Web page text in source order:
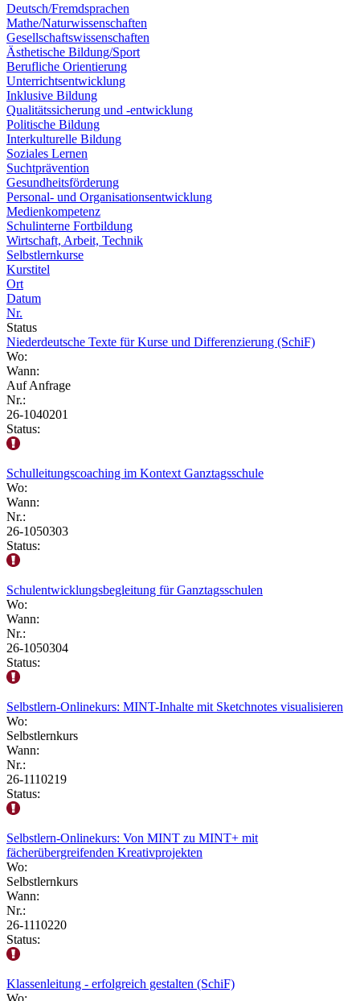
Deutsch/Fremdsprachen
Mathe/Naturwissenschaften
Gesellschaftswissenschaften
Ästhetische Bildung/Sport
Berufliche Orientierung
Unterrichtsentwicklung
Inklusive Bildung
Qualitätssicherung und -entwicklung
Politische Bildung
Interkulturelle Bildung
Soziales Lernen
Suchtprävention
Gesundheitsförderung
Personal- und Organisationsentwicklung
Medienkompetenz
Schulinterne Fortbildung
Wirtschaft, Arbeit, Technik
Selbstlernkurse
Kurstitel
Ort
Datum
Nr.
Status
Niederdeutsche Texte für Kurse und Differenzierung (SchiF)
Wo:
Wann:
Auf Anfrage
Nr.:
26-1040201
Status:
Schulleitungscoaching im Kontext Ganztagsschule
Wo:
Wann:
Nr.:
26-1050303
Status:
Schulentwicklungsbegleitung für Ganztagsschulen
Wo:
Wann:
Nr.:
26-1050304
Status:
Selbstlern-Onlinekurs: MINT-Inhalte mit Sketchnotes visualisieren
Wo:
Selbstlernkurs
Wann:
Nr.:
26-1110219
Status:
Selbstlern-Onlinekurs: Von MINT zu MINT+ mit
fächerübergreifenden Kreativprojekten
Wo:
Selbstlernkurs
Wann:
Nr.:
26-1110220
Status:
Klassenleitung - erfolgreich gestalten (SchiF)
Wo: